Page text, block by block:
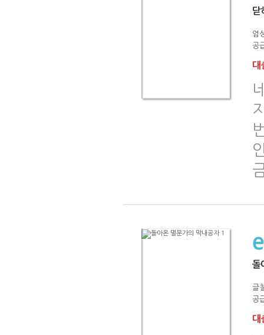
닫
엄
공
대
돌
글
공
대